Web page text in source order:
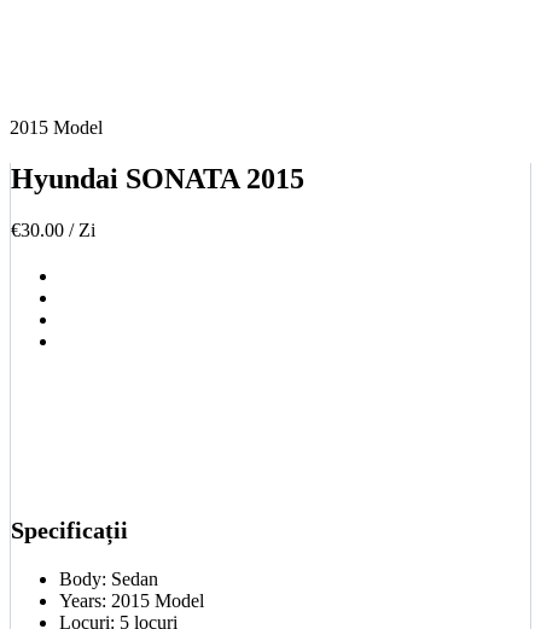
2015 Model
Hyundai SONATA 2015
€30.00 / Zi
Specificații
Body: Sedan
Years: 2015 Model
Locuri: 5 locuri